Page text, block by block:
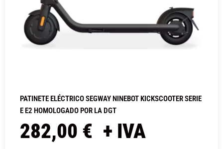
PATINETE ELÉCTRICO SEGWAY NINEBOT KICKSCOOTER SERIE
E E2 HOMOLOGADO POR LA DGT
282,00 € + IVA